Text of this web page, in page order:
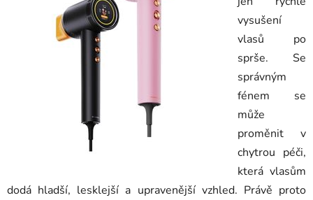
vysušení
vlasů po
sprše. Se
správným
fénem se
může
proměnit v
chytrou péči,
která vlasům
dodá hladší, lesklejší a upravenější vzhled. Právě proto